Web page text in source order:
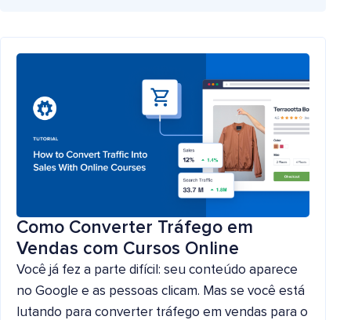
Como Converter Tráfego em
Vendas com Cursos Online
Você já fez a parte difícil: seu conteúdo aparece
no Google e as pessoas clicam. Mas se você está
lutando para converter tráfego em vendas para o